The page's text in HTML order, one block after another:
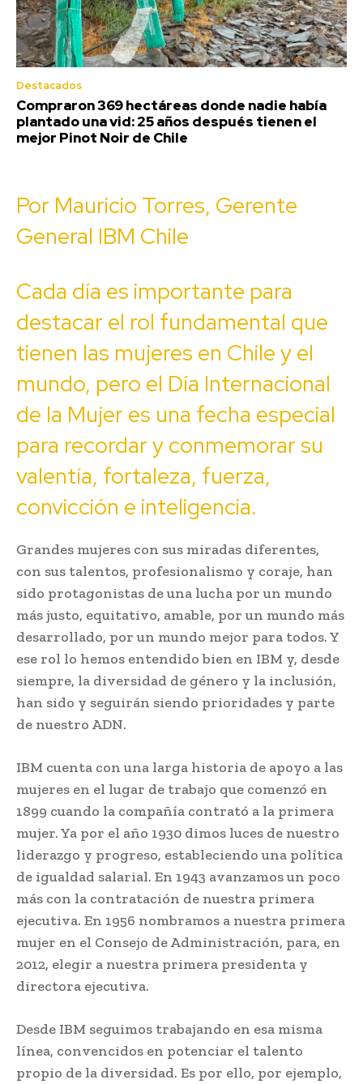
Destacados
Compraron 369 hectáreas donde nadie había
plantado una vid: 25 años después tienen el
mejor Pinot Noir de Chile
Por Mauricio Torres, Gerente
General IBM Chile
Cada día es importante para
destacar el rol fundamental que
tienen las mujeres en Chile y el
mundo, pero el Día Internacional
de la Mujer es una fecha especial
para recordar y conmemorar su
valentía, fortaleza, fuerza,
convicción e inteligencia.
Grandes mujeres con sus miradas diferentes,
con sus talentos, profesionalismo y coraje, han
sido protagonistas de una lucha por un mundo
más justo, equitativo, amable, por un mundo más
desarrollado, por un mundo mejor para todos. Y
ese rol lo hemos entendido bien en IBM y, desde
siempre, la diversidad de género y la inclusión,
han sido y seguirán siendo prioridades y parte
de nuestro ADN.
IBM cuenta con una larga historia de apoyo a las
mujeres en el lugar de trabajo que comenzó en
1899 cuando la compañía contrató a la primera
mujer. Ya por el año 1930 dimos luces de nuestro
liderazgo y progreso, estableciendo una política
de igualdad salarial. En 1943 avanzamos un poco
más con la contratación de nuestra primera
ejecutiva. En 1956 nombramos a nuestra primera
mujer en el Consejo de Administración, para, en
2012, elegir a nuestra primera presidenta y
directora ejecutiva.
Desde IBM seguimos trabajando en esa misma
línea, convencidos en potenciar el talento
propio de la diversidad. Es por ello, por ejemplo,